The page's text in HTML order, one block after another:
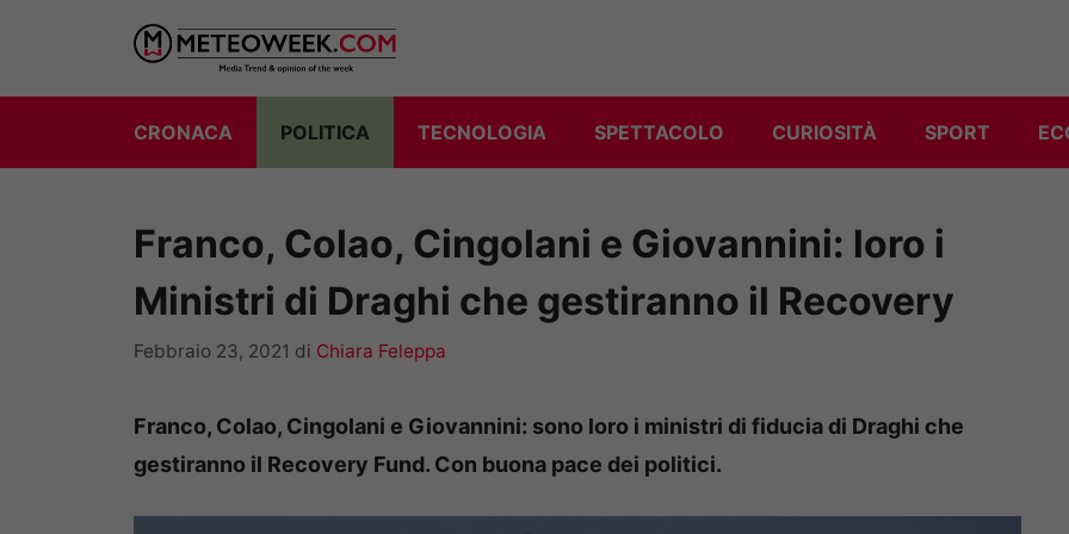
contenuto
CRONACA POLITICA TECNOLOGIA SPETTACOLO CURIOSITÀ SPORT
Franco, Colao, Cingolani e Giovannini: loro i
Ministri di Draghi che gestiranno il Recovery
Febbraio 23, 2021 di Chiara Feleppa
Franco, Colao, Cingolani e Giovannini: sono loro i ministri di fiducia di Draghi che
gestiranno il Recovery Fund. Con buona pace dei politici.